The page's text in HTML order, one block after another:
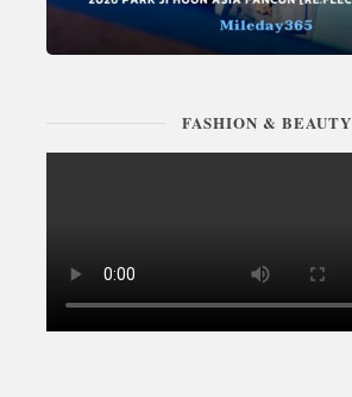
FASHION & BEAUTY